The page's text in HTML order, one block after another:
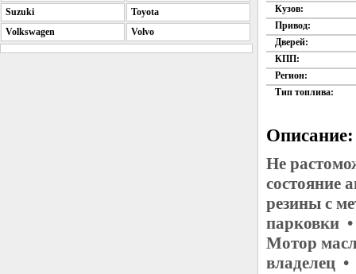
Кузов:
Привод:
Дверей:
КПП:
Регион:
Тип топлива:
Описание:
Не
состояние
резины с
парковки
Мотор
владелец
Suzuki
Toyota
Volkswagen
Volvo